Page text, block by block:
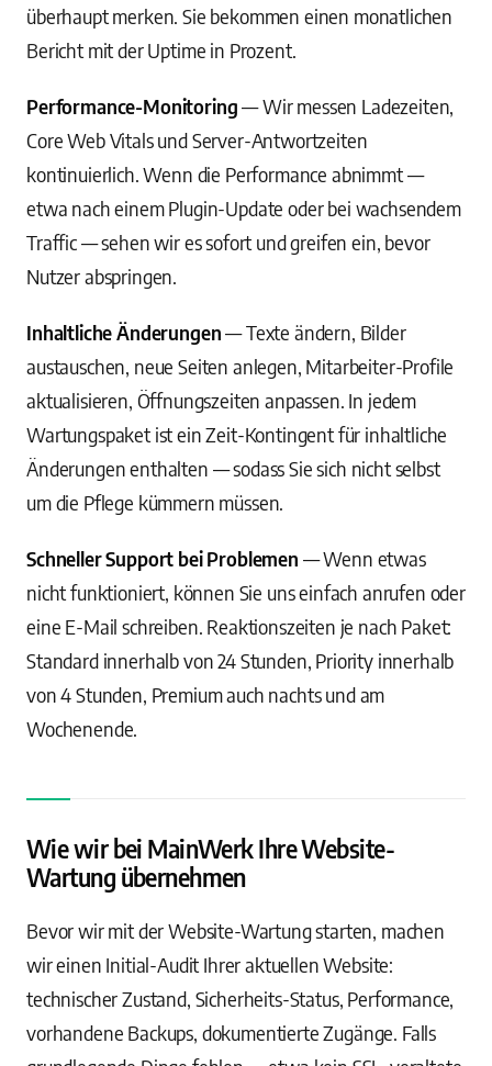
überhaupt merken. Sie bekommen einen monatlichen
Bericht mit der Uptime in Prozent.
Performance-Monitoring— Wir messen Ladezeiten,
Core Web Vitals und Server-Antwortzeiten
kontinuierlich. Wenn die Performance abnimmt —
etwa nach einem Plugin-Update oder bei wachsendem
Traffic — sehen wir es sofort und greifen ein, bevor
Nutzer abspringen.
Inhaltliche Änderungen— Texte ändern, Bilder
austauschen, neue Seiten anlegen, Mitarbeiter-Profile
aktualisieren, Öffnungszeiten anpassen. In jedem
Wartungspaket ist ein Zeit-Kontingent für inhaltliche
Änderungen enthalten — sodass Sie sich nicht selbst
um die Pflege kümmern müssen.
Schneller Support bei Problemen — Wenn etwas
nicht funktioniert, können Sie uns einfach anrufen oder
eine E-Mail schreiben. Reaktionszeiten je nach Paket:
Standard innerhalb von 24 Stunden, Priority innerhalb
von 4 Stunden, Premium auch nachts und am
Wochenende.
Wie wir bei MainWerk Ihre Website-
Wartung übernehmen
Bevor wir mit der Website-Wartung starten, machen
wir einen Initial-Audit Ihrer aktuellen Website:
technischer Zustand, Sicherheits-Status, Performance,
vorhandene Backups, dokumentierte Zugänge. Falls